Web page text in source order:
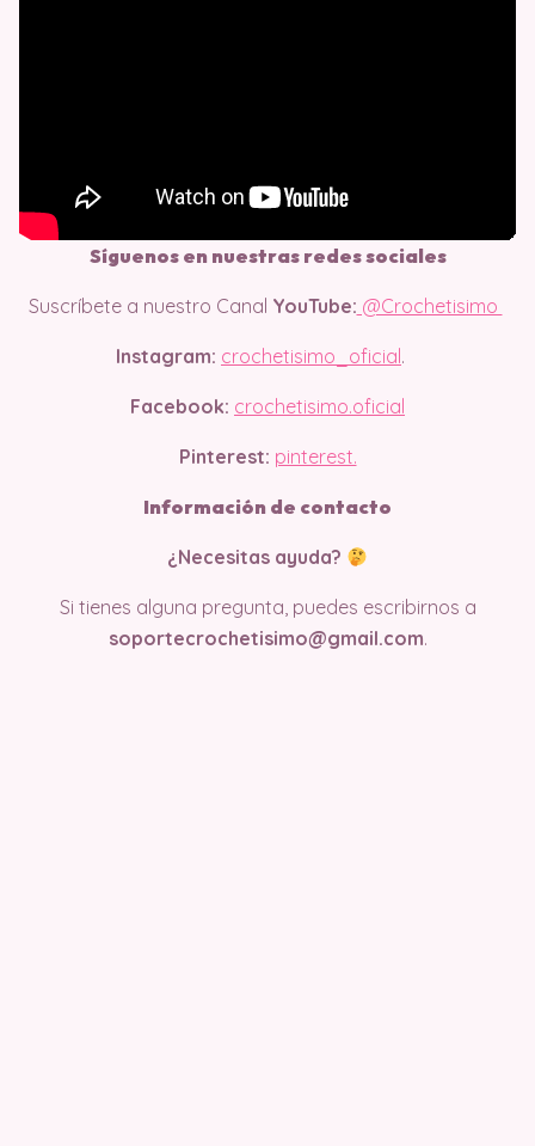
Síguenos en nuestras redes sociales
Suscríbete a nuestro Canal YouTube: @Crochetisimo
Instagram: crochetisimo_oficial .
Facebook: crochetisimo.oficial
Pinterest: pinterest.
Información de contacto
¿Necesitas ayuda?
Si tienes alguna pregunta, puedes escribirnos a
soportecrochetisimo@gmail.com.